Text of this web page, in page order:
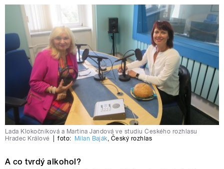
Lada Klokočníková a Martina Jandová ve studiu Českého rozhlasu
Hradec Králové
foto: Milan Baják, Český rozhlas
A co tvrdý alkohol?